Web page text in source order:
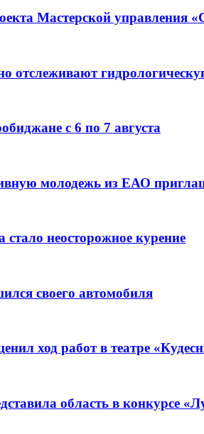
Мастерской управления
отслеживают
с 6 по 7 августа
молодежь из ЕАО
неосторожное курение
своего автомобиля
ход работ в театре
область в конкурсе